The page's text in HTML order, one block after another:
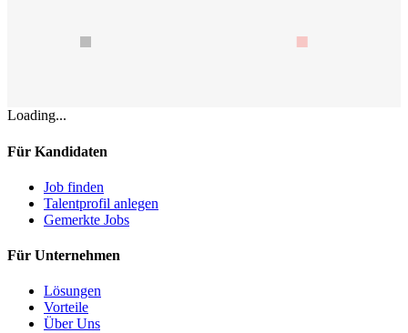
Loading...
Für Kandidaten
Job finden
Talentprofil anlegen
Gemerkte Jobs
Für Unternehmen
Lösungen
Vorteile
Über Uns